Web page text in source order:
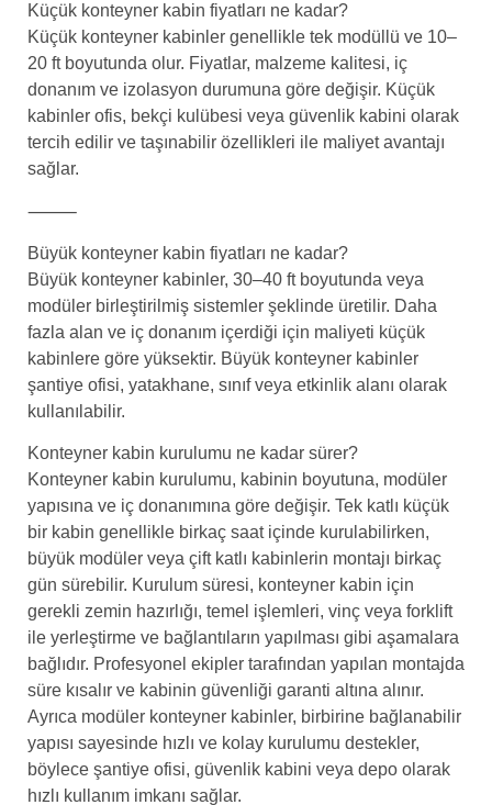
Küçük konteyner kabin fiyatları ne kadar?
Küçük konteyner kabinler genellikle tek modüllü ve 10–
20 ft boyutunda olur. Fiyatlar, malzeme kalitesi, iç
donanım ve izolasyon durumuna göre değişir. Küçük
kabinler ofis, bekçi kulübesi veya güvenlik kabini olarak
tercih edilir ve taşınabilir özellikleri ile maliyet avantajı
sağlar.
⸻
Büyük konteyner kabin fiyatları ne kadar?
Büyük konteyner kabinler, 30–40 ft boyutunda veya
modüler birleştirilmiş sistemler şeklinde üretilir. Daha
fazla alan ve iç donanım içerdiği için maliyeti küçük
kabinlere göre yüksektir. Büyük konteyner kabinler
şantiye ofisi, yatakhane, sınıf veya etkinlik alanı olarak
kullanılabilir.
Konteyner kabin kurulumu ne kadar sürer?
Konteyner kabin kurulumu, kabinin boyutuna, modüler
yapısına ve iç donanımına göre değişir. Tek katlı küçük
bir kabin genellikle birkaç saat içinde kurulabilirken,
büyük modüler veya çift katlı kabinlerin montajı birkaç
gün sürebilir. Kurulum süresi, konteyner kabin için
gerekli zemin hazırlığı, temel işlemleri, vinç veya forklift
ile yerleştirme ve bağlantıların yapılması gibi aşamalara
bağlıdır. Profesyonel ekipler tarafından yapılan montajda
süre kısalır ve kabinin güvenliği garanti altına alınır.
Ayrıca modüler konteyner kabinler, birbirine bağlanabilir
yapısı sayesinde hızlı ve kolay kurulumu destekler,
böylece şantiye ofisi, güvenlik kabini veya depo olarak
hızlı kullanım imkanı sağlar.